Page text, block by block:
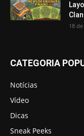
18
CATEGORIA
Notícias
Vídeo
Dicas
Sneak Peeks